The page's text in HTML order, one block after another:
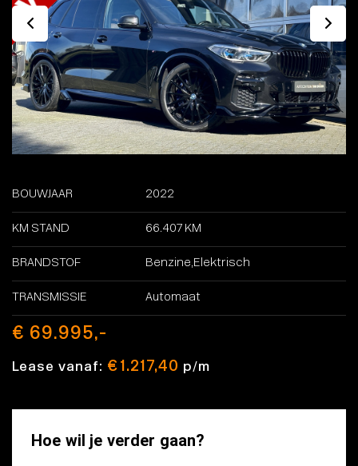
BOUWJAAR 2022
KM STAND 66.407 KM
BRANDSTOF Benzine,Elektrisch
TRANSMISSIE Automaat
€ 69.995,-
Lease vanaf: € 1.217,40 p/m